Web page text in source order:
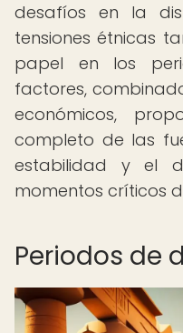
desafíos en la
tensiones étnicas
papel en los
factores,
económicos,
completo de las
estabilidad y el
momentos críticos
Periodos de